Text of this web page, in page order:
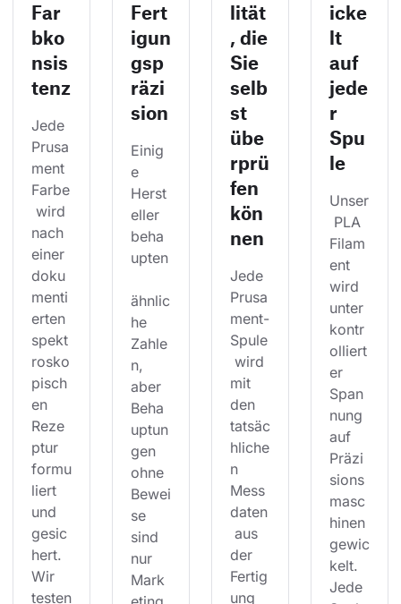
Far
bko
nsis
tenz
Jede
Prusa
ment
Farbe
wird
nach
einer
doku
menti
erten
spekt
rosko
pisch
en
Reze
ptur
formu
liert
und
gesic
hert.
Wir
testen
Fert
igun
gsp
räzi
sion
Einig
e
Herst
eller
beha
upten
ähnlic
he
Zahle
n,
aber
Beha
uptun
gen
ohne
Bewei
se
sind
nur
Mark
lität
, die
Sie
selb
st
übe
rprü
fen
kön
nen
Jede
Prusa
ment-
Spule
wird
mit
den
tatsäc
hliche
n
Mess
daten
aus
der
Fertig
ung
icke
lt
auf
jede
r
Spu
le
Unser
PLA
Filam
ent
wird
unter
kontr
olliert
er
Span
nung
auf
Präzi
sions
masc
hinen
gewic
kelt.
Jede